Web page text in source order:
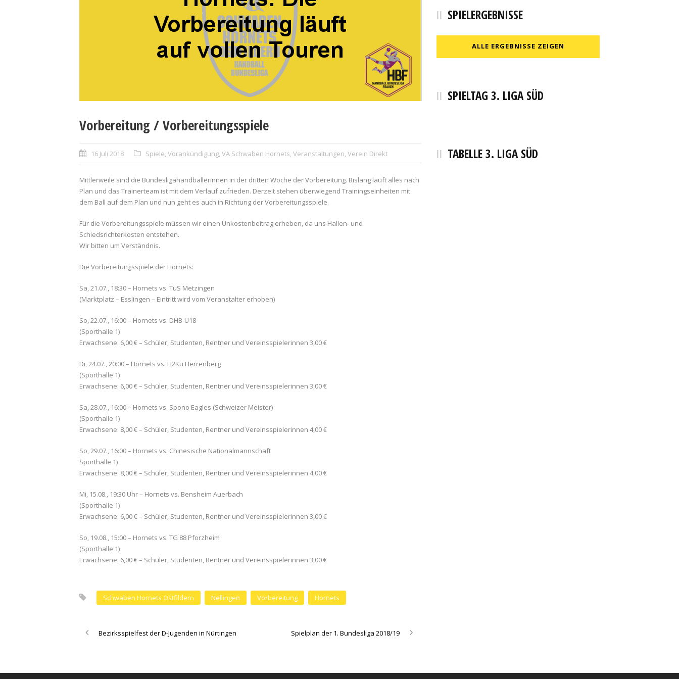
Vorbereitung / Vorbereitungsspiele
16 Juli 2018 Spiele, Vorankündigung, VA Schwaben Hornets, Veranstaltungen, Verein Direkt
Mittlerweile sind die Bundesligahandballerinnen in der dritten Woche der Vorbereitung. Bislang läuft alles nach
Plan und das Trainerteam ist mit dem Verlauf zufrieden. Derzeit stehen überwiegend Trainingseinheiten mit
dem Ball auf dem Plan und nun geht es auch in Richtung der Vorbereitungsspiele.
Für die Vorbereitungsspiele müssen wir einen Unkostenbeitrag erheben, da uns Hallen- und
Schiedsrichterkosten entstehen.
Wir bitten um Verständnis.
Die Vorbereitungsspiele der Hornets:
Sa, 21.07., 18:30 – Hornets vs. TuS Metzingen
(Marktplatz – Esslingen – Eintritt wird vom Veranstalter erhoben)
So, 22.07., 16:00 – Hornets vs. DHB-U18
(Sporthalle 1)
Erwachsene: 6,00 € – Schüler, Studenten, Rentner und Vereinsspielerinnen 3,00 €
Di, 24.07., 20:00 – Hornets vs. H2Ku Herrenberg
(Sporthalle 1)
Erwachsene: 6,00 € – Schüler, Studenten, Rentner und Vereinsspielerinnen 3,00 €
Sa, 28.07., 16:00 – Hornets vs. Spono Eagles (Schweizer Meister)
(Sporthalle 1)
Erwachsene: 8,00 € – Schüler, Studenten, Rentner und Vereinsspielerinnen 4,00 €
So, 29.07., 16:00 – Hornets vs. Chinesische Nationalmannschaft
Sporthalle 1)
Erwachsene: 8,00 € – Schüler, Studenten, Rentner und Vereinsspielerinnen 4,00 €
Mi, 15.08., 19:30 Uhr – Hornets vs. Bensheim Auerbach
(Sporthalle 1)
Erwachsene: 6,00 € – Schüler, Studenten, Rentner und Vereinsspielerinnen 3,00 €
So, 19.08., 15:00 – Hornets vs. TG 88 Pforzheim
(Sporthalle 1)
Erwachsene: 6,00 € – Schüler, Studenten, Rentner und Vereinsspielerinnen 3,00 €
Schwaben Hornets Ostfildern Nellingen Vorbereitung Hornets
Bezirksspielfest der D-Jugenden in Nürtingen Spielplan der 1. Bundesliga 2018/19
SPIELERGEBNISSE
ALLE ERGEBNISSE ZEIGEN
SPIELTAG 3. LIGA SÜD
TABELLE 3. LIGA SÜD